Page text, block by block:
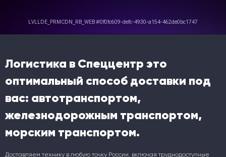
Логистика в Спеццентр это
оптимальный способ доставки под
вас: автотранспортом,
железнодорожным транспортом,
морским транспортом.
Доставляем технику в любую точку России, включая труднодоступные